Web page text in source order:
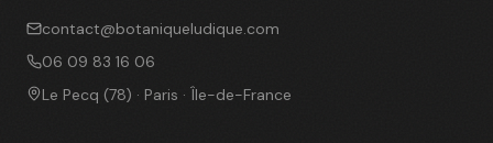
contact@botaniqueludique.com
06 09 83 16 06
Le Pecq (78) · Paris · Île-de-France